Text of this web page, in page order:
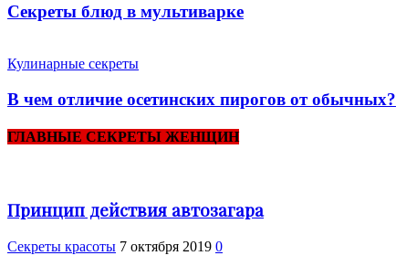
Секреты блюд в мультиварке
Кулинарные секреты
В чем отличие осетинских пирогов от обычных?
ГЛАВНЫЕ СЕКРЕТЫ ЖЕНЩИН
Принцип действия автозагара
Секреты красоты 7 октября 2019 0